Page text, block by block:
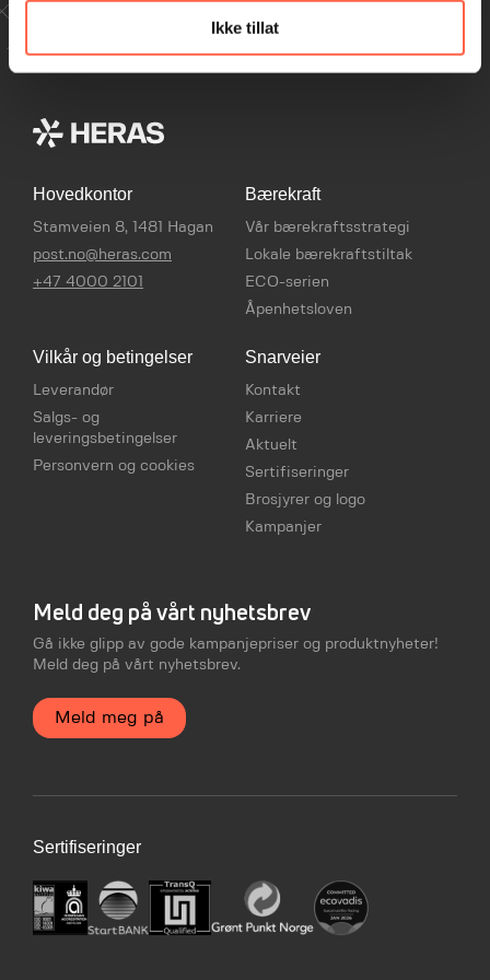
Ikke tillat
Kontakt
Hovedkontor
Stamveien 8, 1481 Hagan
post.no@heras.com
+47 4000 2101
Bærekraft
Vår bærekraftsstrategi
Lokale bærekraftstiltak
ECO-serien
Åpenhetsloven
Vilkår og betingelser
Leverandør
Salgs- og
leveringsbetingelser
Personvern og cookies
Snarveier
Kontakt
Karriere
Aktuelt
Sertifiseringer
Brosjyrer og logo
Kampanjer
Meld deg på vårt nyhetsbrev
Gå ikke glipp av gode kampanjepriser og produktnyheter!
Meld deg på vårt nyhetsbrev.
Meld meg på
Sertifiseringer